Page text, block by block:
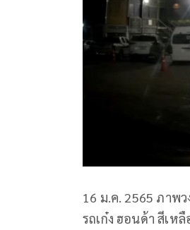
16 ม.ค. 2565 ภาพ
รถเก๋ง ฮอนด้า สีเห